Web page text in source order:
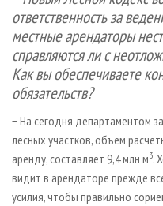
ответственность за
местные арендаторы
справляются ли с
Как вы обеспечиваете
обязательств?
− На сегодня департаментом
лесных участков, объем
аренду, составляет 9,4 млн м3.
видит в арендаторе прежде
усилия, чтобы правильно